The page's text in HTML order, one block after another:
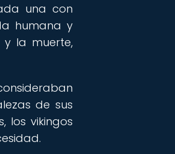
una con
humana y
y la muerte,
de sus
los vikingos